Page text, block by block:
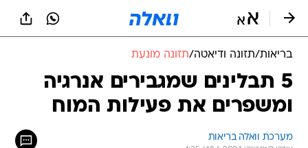
בריאות/תזונה ודיאטה/תזונה מונעת
5 תבלינים שמגבירים אנרגיה
ומשפרים את פעילות המוח
מערכת וואלה בריאות